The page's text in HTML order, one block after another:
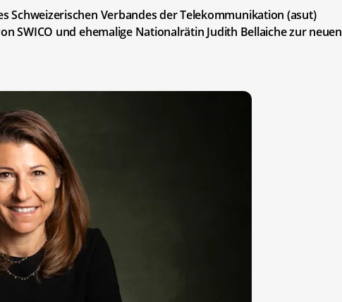
Schweizerischen Verbandes der Telekommunikation (asut)
SWICO und ehemalige Nationalrätin Judith Bellaiche zur neuen